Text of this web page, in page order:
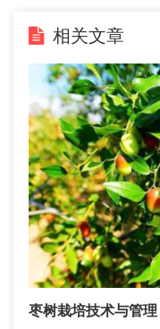
相关文章
枣树栽培技术与管